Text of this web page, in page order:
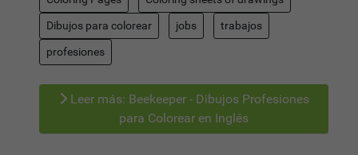
Dibujos para colorear jobs trabajos
profesiones
Leer más: Beekeeper - Dibujos Profesiones
para Colorear en Inglés